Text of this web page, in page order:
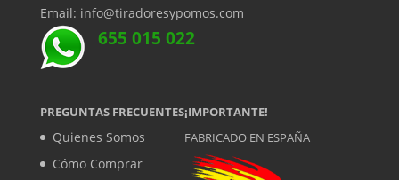
Email: info@tiradoresypomos.com
655 015 022
PREGUNTAS FRECUENTES
Quienes Somos
Cómo Comprar
¡IMPORTANTE!
FABRICADO EN ESPAÑA